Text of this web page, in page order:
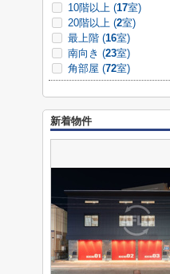
10階以上 (17室)
20階以上 (2室)
最上階 (16室)
南向き (23室)
角部屋 (72室)
新着物件